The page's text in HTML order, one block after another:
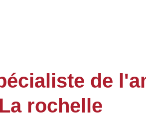
de
rochelle